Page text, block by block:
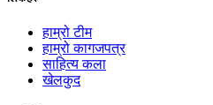
हाम्रो टीम
हाम्रो कागजपत्र
साहित्य कला
खेलकुद